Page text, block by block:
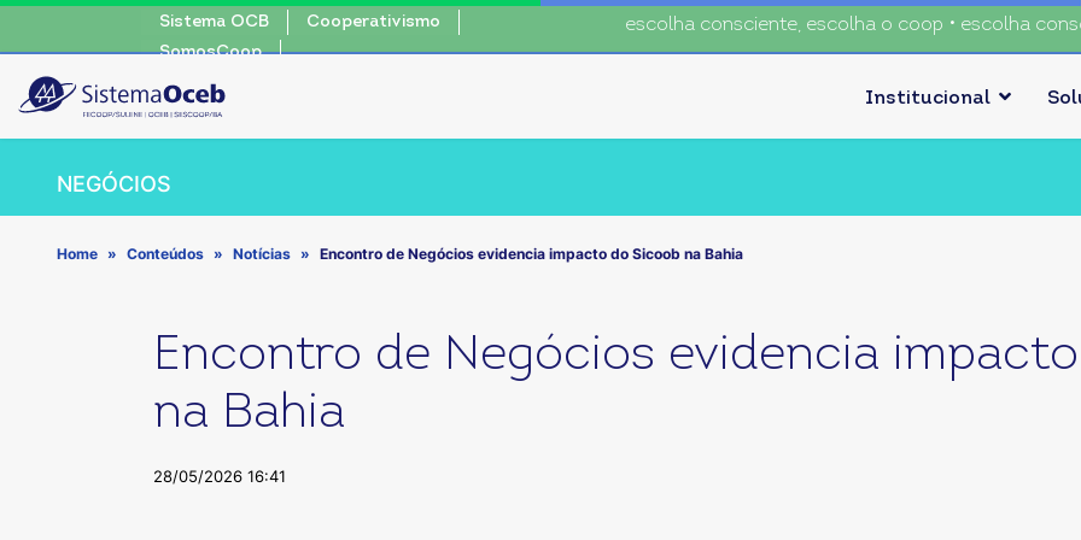
Sistema OCB
Cooperativismo
SomosCoop
escolha consciente, escolha o coop • escolha consciente,
Institucional
NEGÓCIOS
Home Conteúdos Notícias Encontro de Negócios evidencia impacto do Sicoob na Bahia
Encontro de Negócios evidencia
na Bahia
28/05/2026 16:41